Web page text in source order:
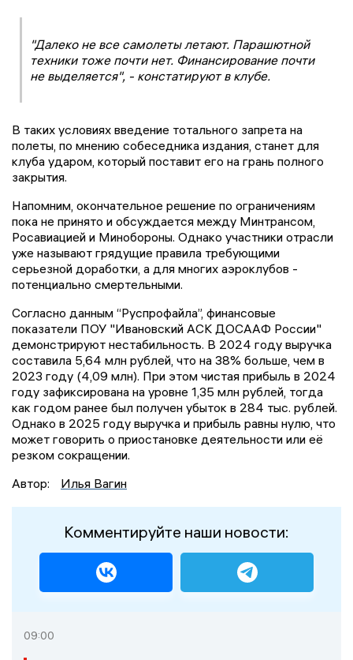
"Далеко не все самолеты летают. Парашютной
техники тоже почти нет. Финансирование почти
не выделяется", - констатируют в клубе.
В таких условиях введение тотального запрета на
полеты, по мнению собеседника издания, станет для
клуба ударом, который поставит его на грань полного
закрытия.
Напомним, окончательное решение по ограничениям
пока не принято и обсуждается между Минтрансом,
Росавиацией и Минобороны. Однако участники отрасли
уже называют грядущие правила требующими
серьезной доработки, а для многих аэроклубов -
потенциально смертельными.
Согласно данным “Руспрофайла”, финансовые
показатели ПОУ "Ивановский АСК ДОСААФ России"
демонстрируют нестабильность. В 2024 году выручка
составила 5,64 млн рублей, что на 38% больше, чем в
2023 году (4,09 млн). При этом чистая прибыль в 2024
году зафиксирована на уровне 1,35 млн рублей, тогда
как годом ранее был получен убыток в 284 тыс. рублей.
Однако в 2025 году выручка и прибыль равны нулю, что
может говорить о приостановке деятельности или её
резком сокращении.
Автор:
Илья Вагин
Комментируйте наши новости:
09:00